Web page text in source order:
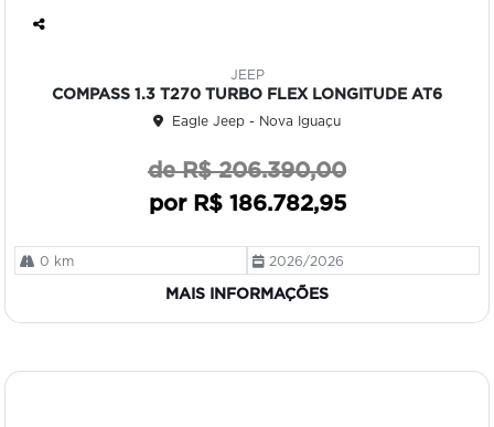
JEEP
COMPASS 1.3 T270 TURBO FLEX LONGITUDE AT6
Eagle Jeep - Nova Iguaçu
de R$ 206.390,00
por R$ 186.782,95
0 km 2026/2026
MAIS INFORMAÇÕES